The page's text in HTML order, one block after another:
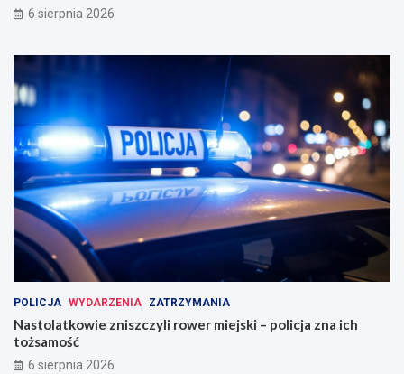
6 sierpnia 2026
POLICJA WYDARZENIA ZATRZYMANIA
Nastolatkowie zniszczyli rower miejski – policja zna ich
tożsamość
6 sierpnia 2026